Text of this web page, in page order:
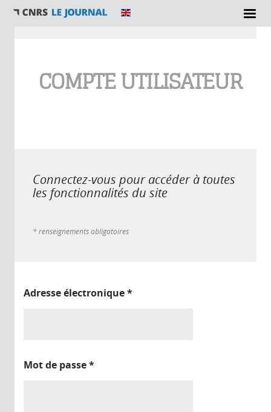
COMPTE UTILISATEUR
Connectez-vous pour accéder à toutes
les fonctionnalités du site
* renseignements obligatoires
Adresse électronique*
Mot de passe*